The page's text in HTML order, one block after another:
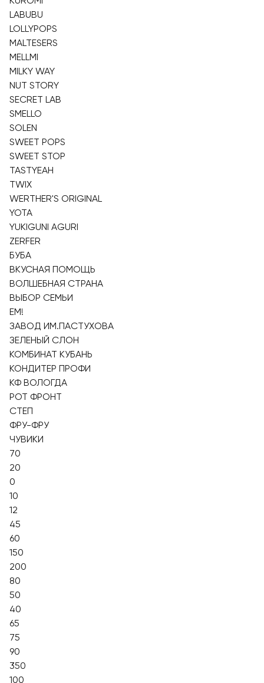
LABUBU
LOLLYPOPS
MALTESERS
MELLMI
MILKY WAY
NUT STORY
SECRET LAB
SMELLO
SOLEN
SWEET POPS
SWEET STOP
TASTYEAH
TWIX
WERTHER'S ORIGINAL
YOTA
YUKIGUNI AGURI
ZERFER
БУБА
ВКУСНАЯ ПОМОЩЬ
ВОЛШЕБНАЯ СТРАНА
ВЫБОР СЕМЬИ
ЕМ!
ЗАВОД ИМ.ПАСТУХОВА
ЗЕЛЕНЫЙ СЛОН
КОМБИНАТ КУБАНЬ
КОНДИТЕР ПРОФИ
КФ ВОЛОГДА
РОТ ФРОНТ
СТЕП
ФРУ-ФРУ
ЧУВИКИ
70
20
0
10
12
45
60
150
200
80
50
40
65
75
90
350
100